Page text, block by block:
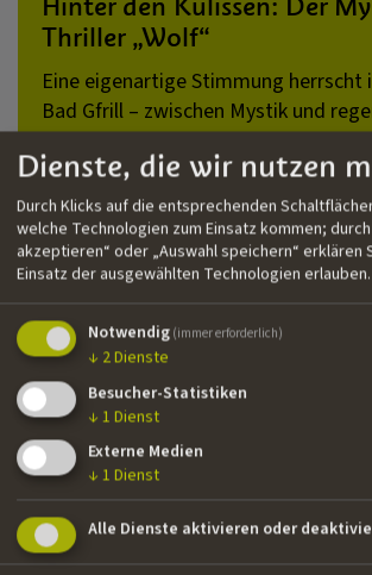
Thriller „Wolf“
Eine eigenartige Stimmung herrscht
Bad Gfrill – zwischen Mystik und
auf einem hell erleuchteten Filmset
Nacht. In rund 30 Drehtagen im April
entsteht hier der Mystery-Thriller
(Arbeitstitel) der Südtirolerin Nancy
Dienste, die wir nutzen
Durch Klicks auf die entsprechenden
welche Technologien zum Einsatz kommen;
akzeptieren“ oder „Auswahl speichern“ erklären
Einsatz der ausgewählten Technologien erlauben.
Notwendig (immer erforderlich)
↓ 2Dienste
Besucher-Statistiken
↓ 1 Dienst
Externe Medien
↓ 1 Dienst
Alle Dienste aktivieren oder